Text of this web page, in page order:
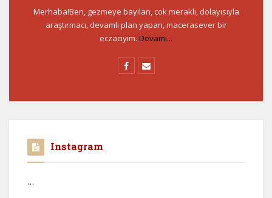
Merhaba!Ben, gezmeye bayılan, çok meraklı, dolayısıyla
araştırmacı, devamlı plan yapan, macerasever bir
eczacıyım. Devamı...
Instagram
…